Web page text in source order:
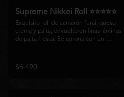
Supreme Nikkei Roll ⭐⭐⭐⭐⭐
Exquisito roll de camarón furai, queso
crema y palta, envuelto en finas láminas
de palta fresca. Se corona con un
fusión de texturas, frescura y sabores que
resaltan la esencia del Pacífico.
$6.490